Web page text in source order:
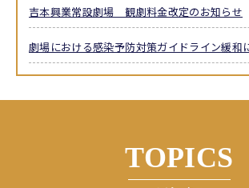
吉本興業常設劇場 観劇料金改定のお知らせ
劇場における感染予防対策ガイドライン緩和
TOPICS